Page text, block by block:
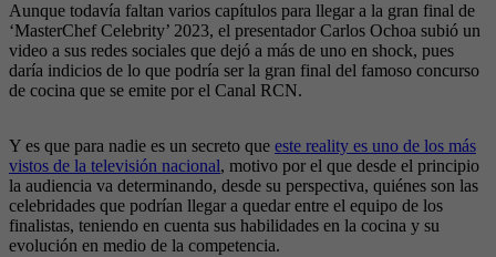
Aunque todavía faltan varios capítulos para llegar a la gran final de
‘MasterChef Celebrity’ 2023, el presentador Carlos Ochoa subió un
video a sus redes sociales que dejó a más de uno en shock, pues
daría indicios de lo que podría ser la gran final del famoso concurso
de cocina que se emite por el Canal RCN.
Y es que para nadie es un secreto que este reality es uno de los más
vistos de la televisión nacional, motivo por el que desde el principio
la audiencia va determinando, desde su perspectiva, quiénes son las
celebridades que podrían llegar a quedar entre el equipo de los
finalistas, teniendo en cuenta sus habilidades en la cocina y su
evolución en medio de la competencia.